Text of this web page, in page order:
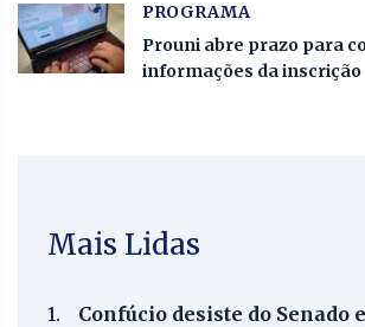
PROGRAMA
Prouni abre prazo para
informações da inscrição
Mais Lidas
1.
Confúcio desiste do Senado